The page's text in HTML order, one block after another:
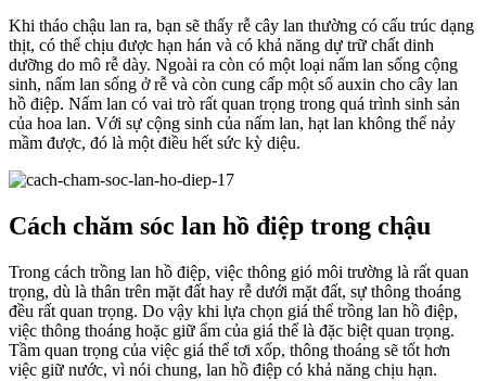
Khi tháo chậu lan ra, bạn sẽ thấy rễ cây lan thường có cấu trúc dạng
thịt, có thể chịu được hạn hán và có khả năng dự trữ chất dinh
dưỡng do mô rễ dày. Ngoài ra còn có một loại nấm lan sống cộng
sinh, nấm lan sống ở rễ và còn cung cấp một số auxin cho cây lan
hồ điệp. Nấm lan có vai trò rất quan trọng trong quá trình sinh sản
của hoa lan. Với sự cộng sinh của nấm lan, hạt lan không thể nảy
mầm được, đó là một điều hết sức kỳ diệu.
Cách chăm sóc lan hồ điệp trong chậu
Trong cách trồng lan hồ điệp, việc thông gió môi trường là rất quan
trọng, dù là thân trên mặt đất hay rễ dưới mặt đất, sự thông thoáng
đều rất quan trọng. Do vậy khi lựa chọn giá thể trồng lan hồ điệp,
việc thông thoáng hoặc giữ ẩm của giá thể là đặc biệt quan trọng.
Tầm quan trọng của việc giá thể tơi xốp, thông thoáng sẽ tốt hơn
việc giữ nước, vì nói chung, lan hồ điệp có khả năng chịu hạn.